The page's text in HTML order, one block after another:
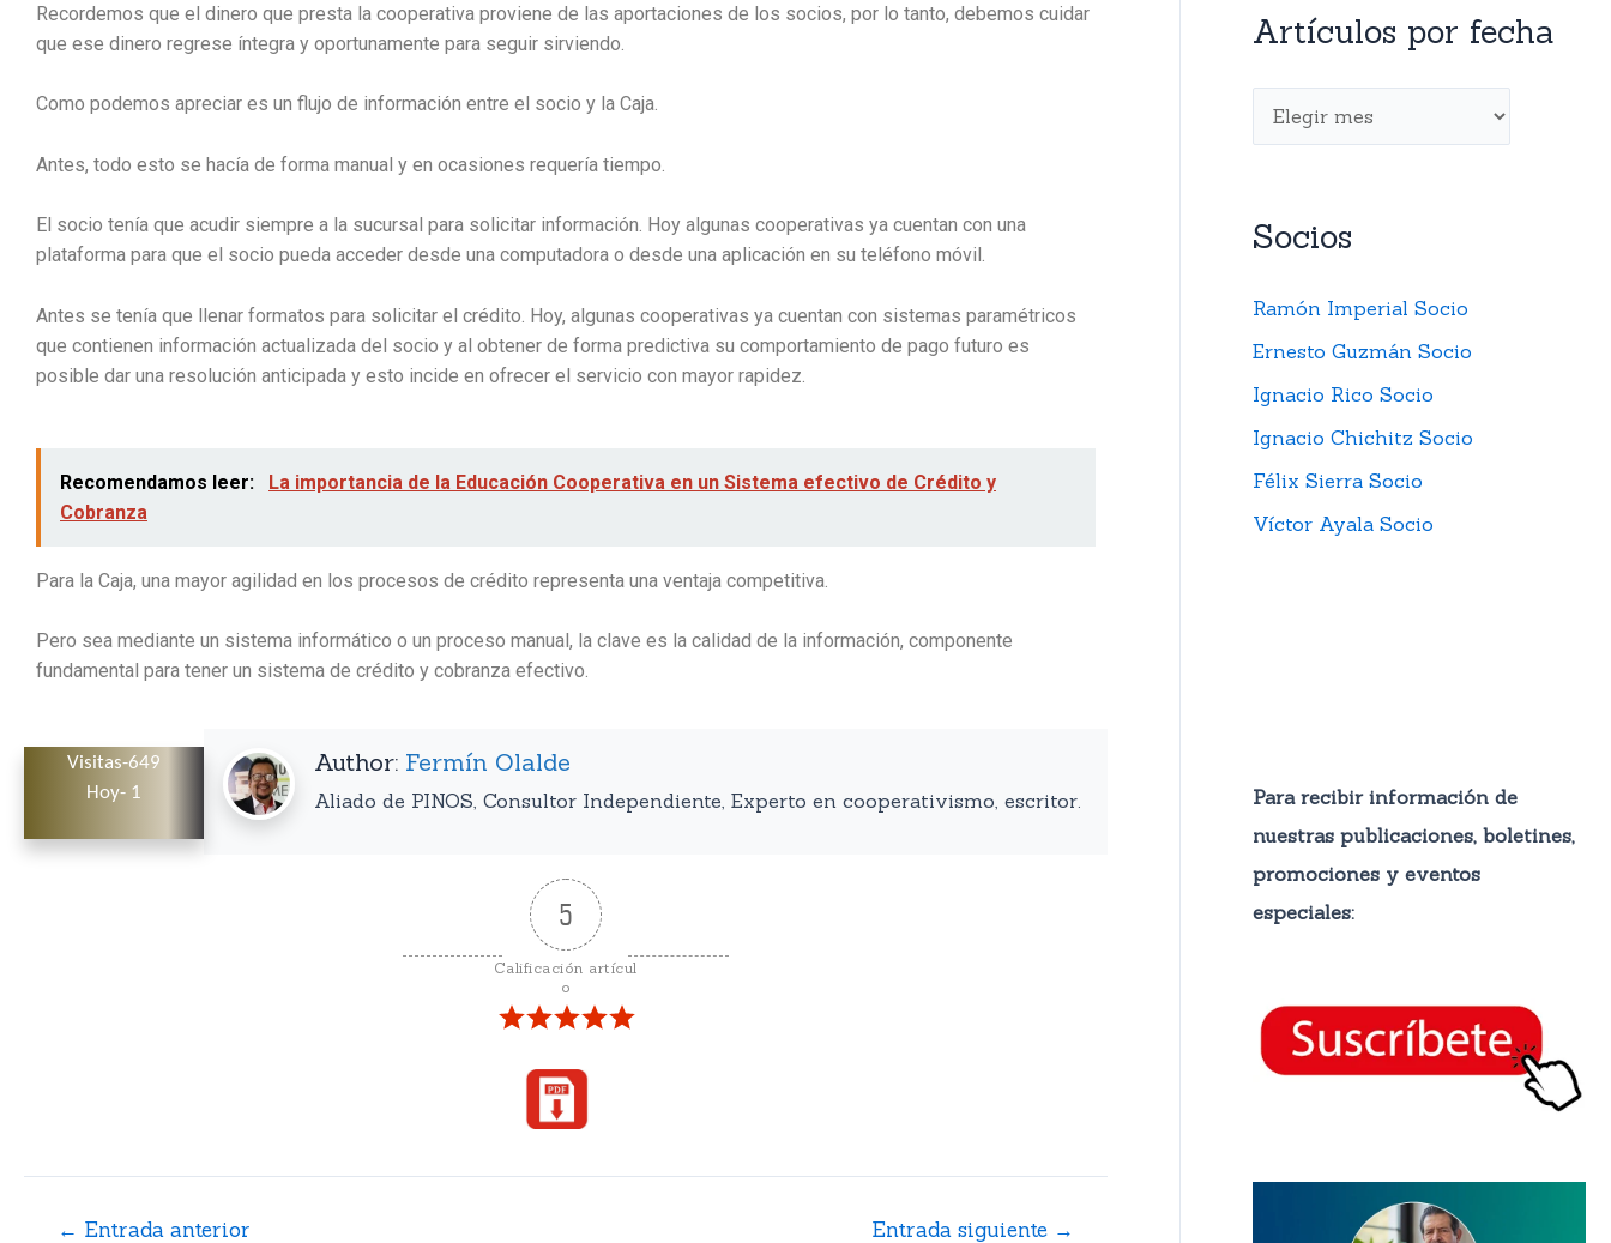
Recordemos que el dinero que presta la cooperativa proviene de las aportaciones de los socios, por lo tanto, debemos cuidar
que ese dinero regrese íntegra y oportunamente para seguir sirviendo.
Como podemos apreciar es un flujo de información entre el socio y la Caja.
Antes, todo esto se hacía de forma manual y en ocasiones requería tiempo.
El socio tenía que acudir siempre a la sucursal para solicitar información. Hoy algunas cooperativas ya cuentan con una
plataforma para que el socio pueda acceder desde una computadora o desde una aplicación en su teléfono móvil.
Antes se tenía que llenar formatos para solicitar el crédito. Hoy, algunas cooperativas ya cuentan con sistemas paramétricos
que contienen información actualizada del socio y al obtener de forma predictiva su comportamiento de pago futuro es
posible dar una resolución anticipada y esto incide en ofrecer el servicio con mayor rapidez.
Recomendamos leer:
La importancia de la Educación Cooperativa en un Sistema efectivo de Crédito y
Cobranza
Para la Caja, una mayor agilidad en los procesos de crédito representa una ventaja competitiva.
Pero sea mediante un sistema informático o un proceso manual, la clave es la calidad de la información, componente
fundamental para tener un sistema de crédito y cobranza efectivo.
Visitas-649
Hoy- 1
Author: Fermín Olalde
Aliado de PINOS, Consultor Independiente, Experto en cooperativismo, escritor.
5
Calificación artícul
o
← Entrada anterior Entrada siguiente →
Artículos por fecha
Socios
Ramón Imperial Socio
Ernesto Guzmán Socio
Ignacio Rico Socio
Ignacio Chichitz Socio
Félix Sierra Socio
Víctor Ayala Socio
Para recibir información de
nuestras publicaciones, boletines,
promociones y eventos
especiales: